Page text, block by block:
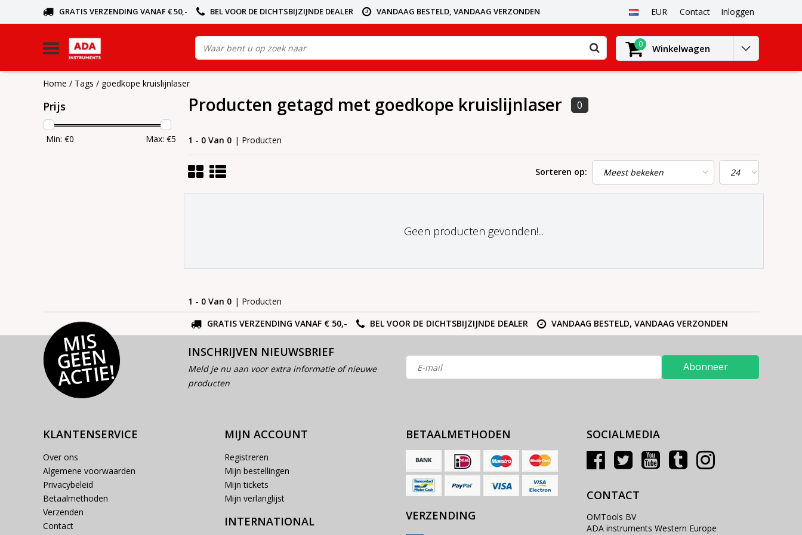
GRATIS VERZENDING VANAF € 50,- BEL VOOR DE DICHTSBIJZIJNDE DEALER VANDAAG BESTELD, VANDAAG VERZONDEN EUR Contact Inloggen
0 Winkelwagen
Home / Tags / goedkope kruislijnlaser
Prijs
Min: €0 Max: €5
Producten getagd met goedkope kruislijnlaser 0
1 - 0 Van 0 | Producten
Sorteren op:
Geen producten gevonden!...
1 - 0 Van 0 | Producten
GRATIS VERZENDING VANAF € 50,-
BEL VOOR DE DICHTSBIJZIJNDE DEALER VANDAAG BESTELD, VANDAAG VERZONDEN
MI
S
G
E
E
N
A
C
TI
E!
INSCHRIJVEN NIEUWSBRIEF
Meld je nu aan voor extra informatie of nieuwe
producten
Abonneer
KLANTENSERVICE
Over ons
Algemene voorwaarden
Privacybeleid
Betaalmethoden
Verzenden
Contact
MIJN ACCOUNT
Registreren
Mijn bestellingen
Mijn tickets
Mijn verlanglijst
INTERNATIONAL
BETAALMETHODEN
VERZENDING
SOCIALMEDIA
CONTACT
OMTools BV
ADA instruments Western Europe